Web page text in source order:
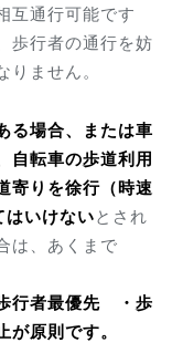
互通行可能です
歩行者の通行を妨
ません。
る場合、または車
自転車の歩道利用
寄りを徐行（時速
いけないとされ
は、あくまで
行者最優先 ・歩
原則です。